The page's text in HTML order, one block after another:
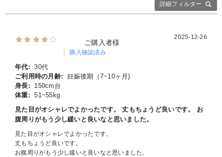
詳細フィルター
ご購入者様
購入確認済み
2025-12-26
年代: 30代
ご利用時の月齢:
妊娠後期（7~10ヶ月)
身長:
150cm台
体重: 51~55kg
見た目がオシャレでよかったです。 丈もちょうど良いです。 お
腹周りがもう少し緩いと良いなと思いました。
見た目がオシャレでよかったです。
丈もちょうど良いです。
お腹周りがもう少し緩いと良いなと思いました。